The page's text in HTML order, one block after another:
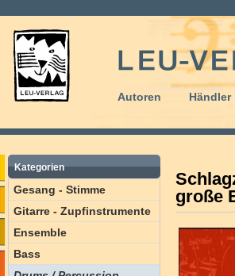
Autoren Händler
Kategorien
Gesang - Stimme
Gitarre - Zupfinstrumente
Ensemble
Bass
große